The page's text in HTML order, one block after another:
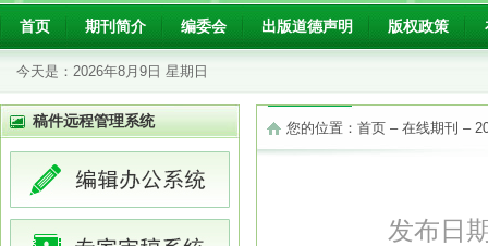
首页 期刊简介 编委会 出版道德声明 版权政策
今天是： 2026年8月9日 星期日
稿件远程管理系统 您的位置： 首页 – 在线期刊 –
发布日